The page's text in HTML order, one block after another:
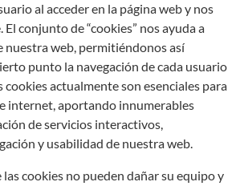
al acceder en la página web y nos
conjunto de “cookies” nos ayuda a
nuestra web, permitiéndonos así
punto la navegación de cada usuario
cookies actualmente son esenciales para
internet, aportando innumerables
de servicios interactivos,
y usabilidad de nuestra web.
las cookies no pueden dañar su equipo y